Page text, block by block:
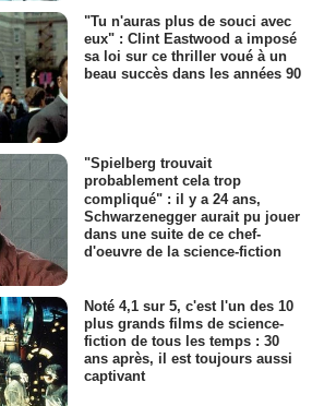
"Tu n'auras plus de souci avec
eux" : Clint Eastwood a imposé
sa loi sur ce thriller voué à un
beau succès dans les années 90
"Spielberg trouvait
probablement cela trop
compliqué" : il y a 24 ans,
Schwarzenegger aurait pu jouer
dans une suite de ce chef-
d'oeuvre de la science-fiction
Noté 4,1 sur 5, c'est l'un des 10
plus grands films de science-
fiction de tous les temps : 30
ans après, il est toujours aussi
captivant